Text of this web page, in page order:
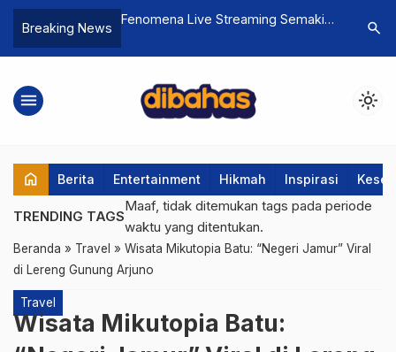
Breaking News
Strategi
Terhadap
Fenomena Live Streaming Semakin
Panduan Lengkap dan Cara Menarik
Penonton Agar Raup Cuan
7
search
menu light_mode
home Berita Entertainment Hikmah Inspirasi
TRENDING TAGS
Maaf, tidak ditemukan tags pada periode
waktu yang ditentukan.
Beranda » Travel » Wisata Mikutopia Batu: “Negeri Jamur” Viral
di Lereng Gunung Arjuno
Travel
Wisata Mikutopia Batu: